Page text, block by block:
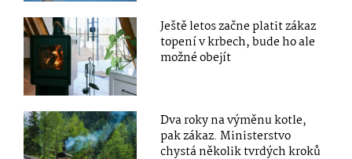
Ještě letos začne platit zákaz
topení v krbech, bude ho ale
možné obejít
Dva roky na výměnu kotle,
pak zákaz. Ministerstvo
chystá několik tvrdých kroků